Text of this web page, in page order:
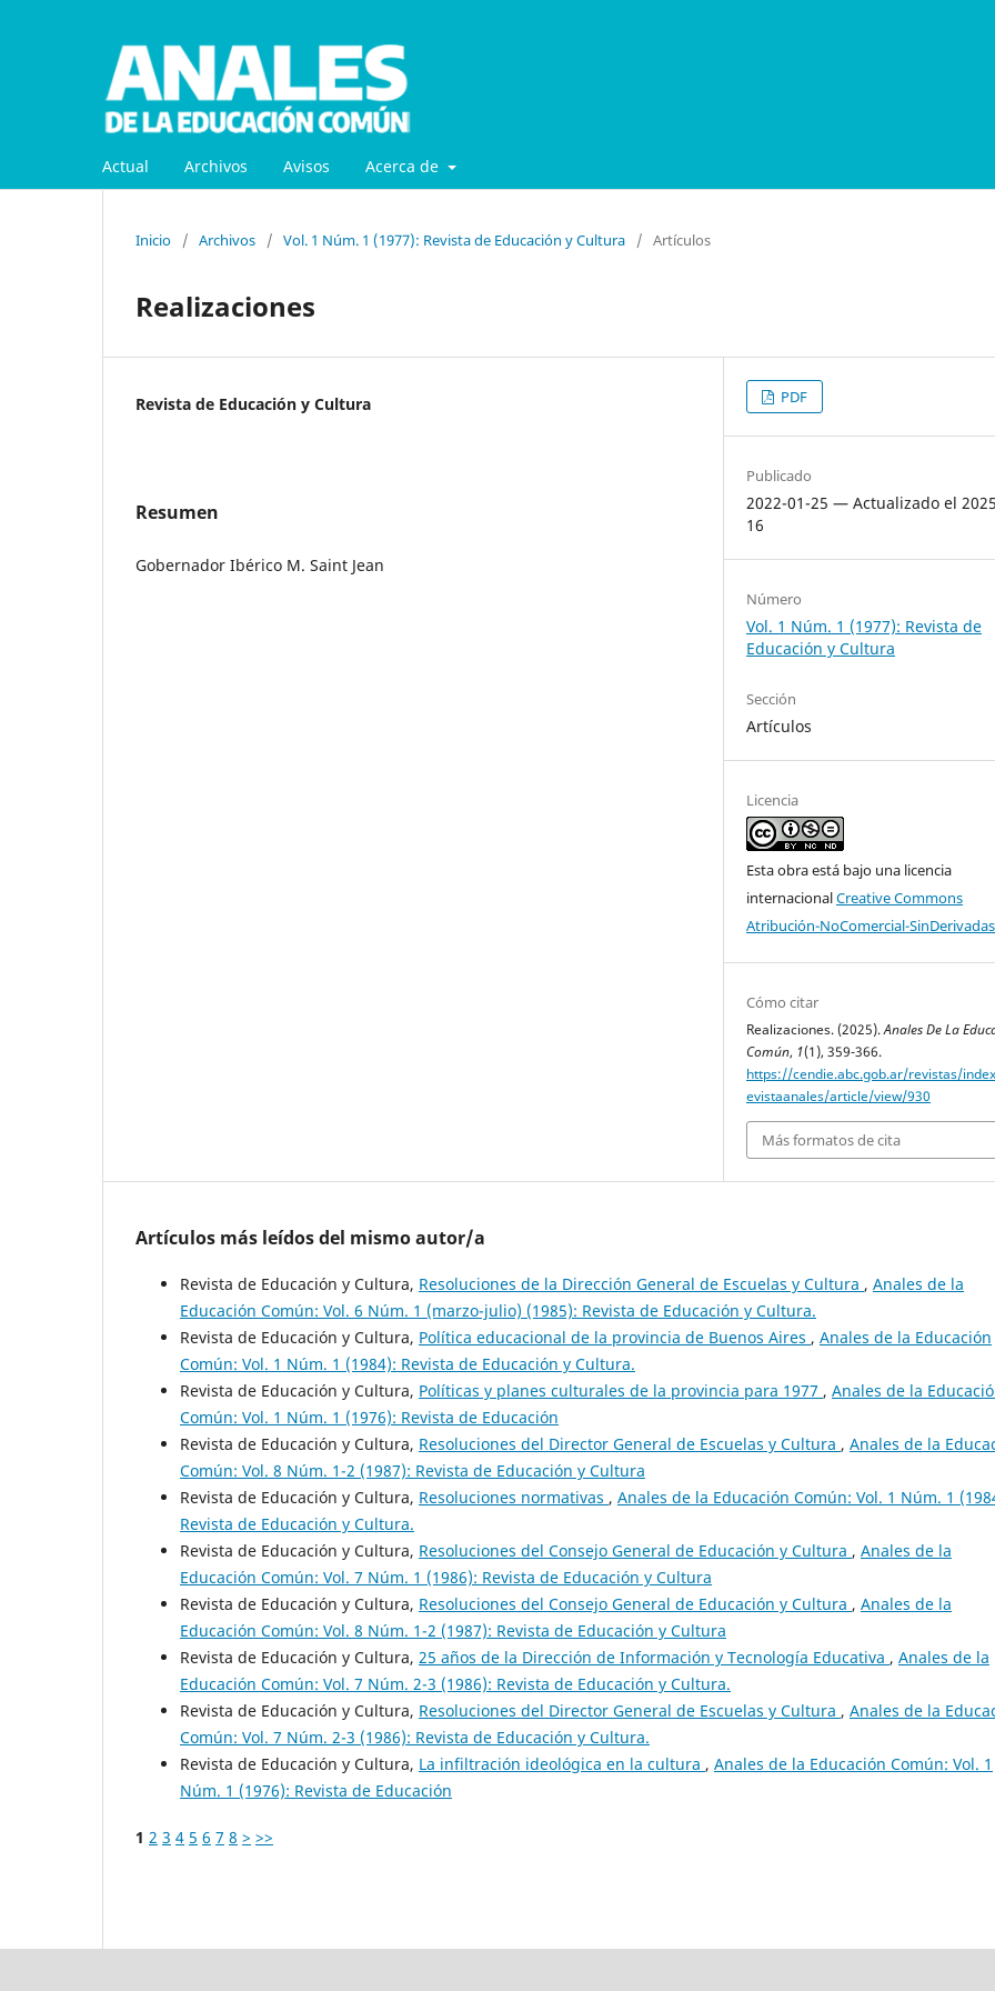
Actual Archivos Avisos Acerca de
Inicio / Archivos / Vol. 1 Núm. 1 (1977): Revista de Educación y Cultura / Artículos
Realizaciones
Revista de Educación y Cultura
Resumen
Gobernador Ibérico M. Saint Jean
PDF
Publicado
2022-01-25 — Actualizado el
16
Número
Vol. 1 Núm. 1 (1977): Revista de
Educación y Cultura
Sección
Artículos
Licencia
Esta obra está bajo una licencia
internacionalCreative Commons
Atribución-NoComercial-
Cómo citar
Realizaciones. (2025).Anales De La
Común, 1(1), 359-366.
https://cendie.abc.gob.ar/revistas/
evistaanales/article/view/930
Más formatos de cita
Artículos más leídos del mismo autor/a
Revista de Educación y Cultura, Resoluciones de la Dirección General de Escuelas y Cultura , Anales de la
Educación Común: Vol. 6 Núm. 1 (marzo-julio) (1985): Revista de Educación y Cultura.
Revista de Educación y Cultura, Política educacional de la provincia de Buenos Aires , Anales de la Educación
Común: Vol. 1 Núm. 1 (1984): Revista de Educación y Cultura.
Revista de Educación y Cultura, Políticas y planes culturales de la provincia para 1977 , Anales de la
Común: Vol. 1 Núm. 1 (1976): Revista de Educación
Revista de Educación y Cultura, Resoluciones del Director General de Escuelas y Cultura , Anales de la
Común: Vol. 8 Núm. 1-2 (1987): Revista de Educación y Cultura
Revista de Educación y Cultura, Resoluciones normativas , Anales de la Educación Común: Vol. 1 Núm. 1
Revista de Educación y Cultura.
Revista de Educación y Cultura, Resoluciones del Consejo General de Educación y Cultura , Anales de la
Educación Común: Vol. 7 Núm. 1 (1986): Revista de Educación y Cultura
Revista de Educación y Cultura, Resoluciones del Consejo General de Educación y Cultura , Anales de la
Educación Común: Vol. 8 Núm. 1-2 (1987): Revista de Educación y Cultura
Revista de Educación y Cultura, 25 años de la Dirección de Información y Tecnología Educativa , Anales de la
Educación Común: Vol. 7 Núm. 2-3 (1986): Revista de Educación y Cultura.
Revista de Educación y Cultura, Resoluciones del Director General de Escuelas y Cultura , Anales de la
Común: Vol. 7 Núm. 2-3 (1986): Revista de Educación y Cultura.
Revista de Educación y Cultura, La infiltración ideológica en la cultura , Anales de la Educación Común: Vol. 1
Núm. 1 (1976): Revista de Educación
1 2 3 4 5 6 7 8 > >>